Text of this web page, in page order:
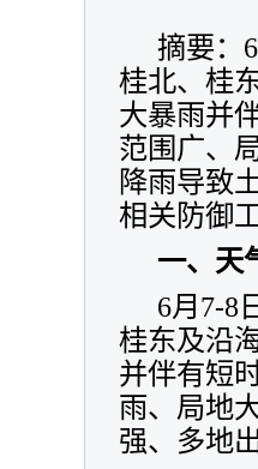
摘要：
桂北、桂
大暴雨并
范围广、
降雨导致
相关防御工
一、天
6月7-8
桂东及沿
并伴有短
雨、局地
强、多地